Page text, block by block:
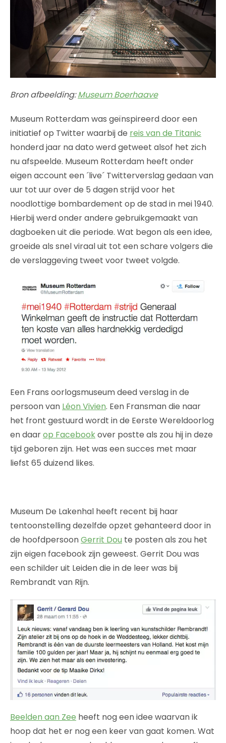
Bron afbeelding:Museum Boerhaave
Museum Rotterdam was geïnspireerd door een
initiatief op Twitter waarbij de reis van de Titanic
honderd jaar na dato werd getweet alsof het zich
nu afspeelde. Museum Rotterdam heeft onder
eigen account een ´live´ Twitterverslag gedaan van
uur tot uur over de 5 dagen strijd voor het
noodlottige bombardement op de stad in mei 1940.
Hierbij werd onder andere gebruikgemaakt van
dagboeken uit die periode. Wat begon als een idee,
groeide als snel viraal uit tot een schare volgers die
de verslaggeving tweet voor tweet volgde.
Een Frans oorlogsmuseum deed verslag in de
persoon van Léon Vivien. Een Fransman die naar
het front gestuurd wordt in de Eerste Wereldoorlog
en daarop Facebookover postte als zou hij in deze
tijd geboren zijn. Het was een succes met maar
liefst 65 duizend likes.
Museum De Lakenhal heeft recent bij haar
tentoonstelling dezelfde opzet gehanteerd door in
de hoofdpersoonGerrit Dou te posten als zou het
zijn eigen facebook zijn geweest. Gerrit Dou was
een schilder uit Leiden die in de leer was bij
Rembrandt van Rijn.
Beelden aan Zee heeft nog een idee waarvan ik
hoop dat het er nog een keer van gaat komen. Wat